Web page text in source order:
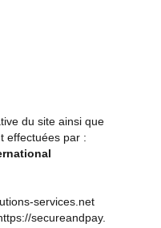
du site ainsi que
effectuées par :
services.net
secureandpay.